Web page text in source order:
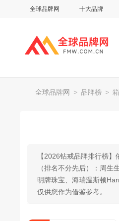
全球品牌网 十大品牌
全球品牌网 > 品牌榜 >
【2026钻戒品牌排行榜
（排名不分先后）：周
明牌珠宝、海瑞温斯顿
仅供您作为借鉴参考。